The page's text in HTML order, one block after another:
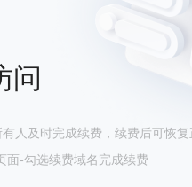
问
人及时完成续费，续费后可恢复
面-勾选续费域名完成续费